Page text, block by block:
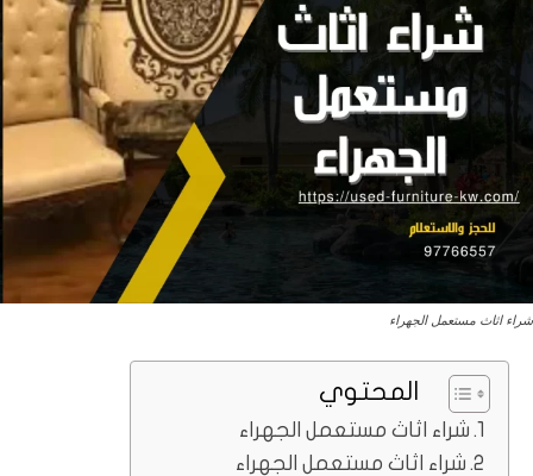
شراء اثاث مستعمل الجهراء
المحتوي
شراء اثاث مستعمل الجهراء
شراء اثاث مستعمل الجهراء